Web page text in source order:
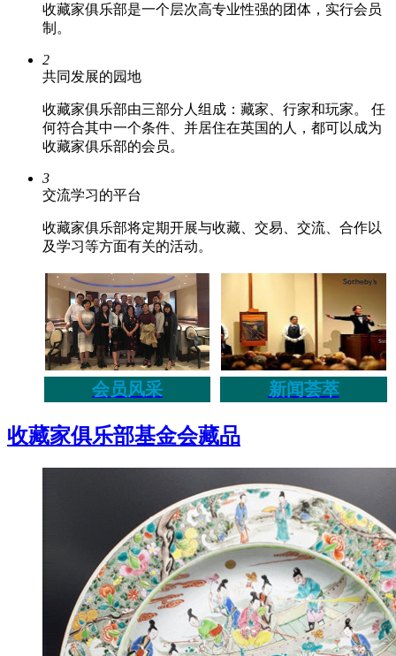
收藏家俱乐部是一个层次高专业性强的团体，实行会员
制。
2
共同发展的园地
收藏家俱乐部由三部分人组成：藏家、行家和玩家。 任
何符合其中一个条件、并居住在英国的人，都可以成为
收藏家俱乐部的会员。
3
交流学习的平台
收藏家俱乐部将定期开展与收藏、交易、交流、合作以
及学习等方面有关的活动。
会员风采 新闻荟萃
收藏家俱乐部基金会藏品